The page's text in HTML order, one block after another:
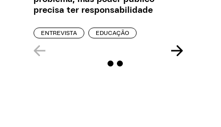
precisa ter responsabilidade
ENTREVISTA EDUCAÇÃO